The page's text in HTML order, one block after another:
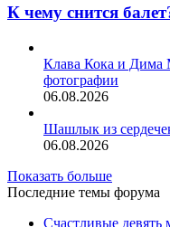
от
супермоделей
снится
К чему снится
Клава Кока и Дима
фотографии
06.08.2026
Шашлык из
06.08.2026
Показать больше
Последние темы форума
Счастливые девять